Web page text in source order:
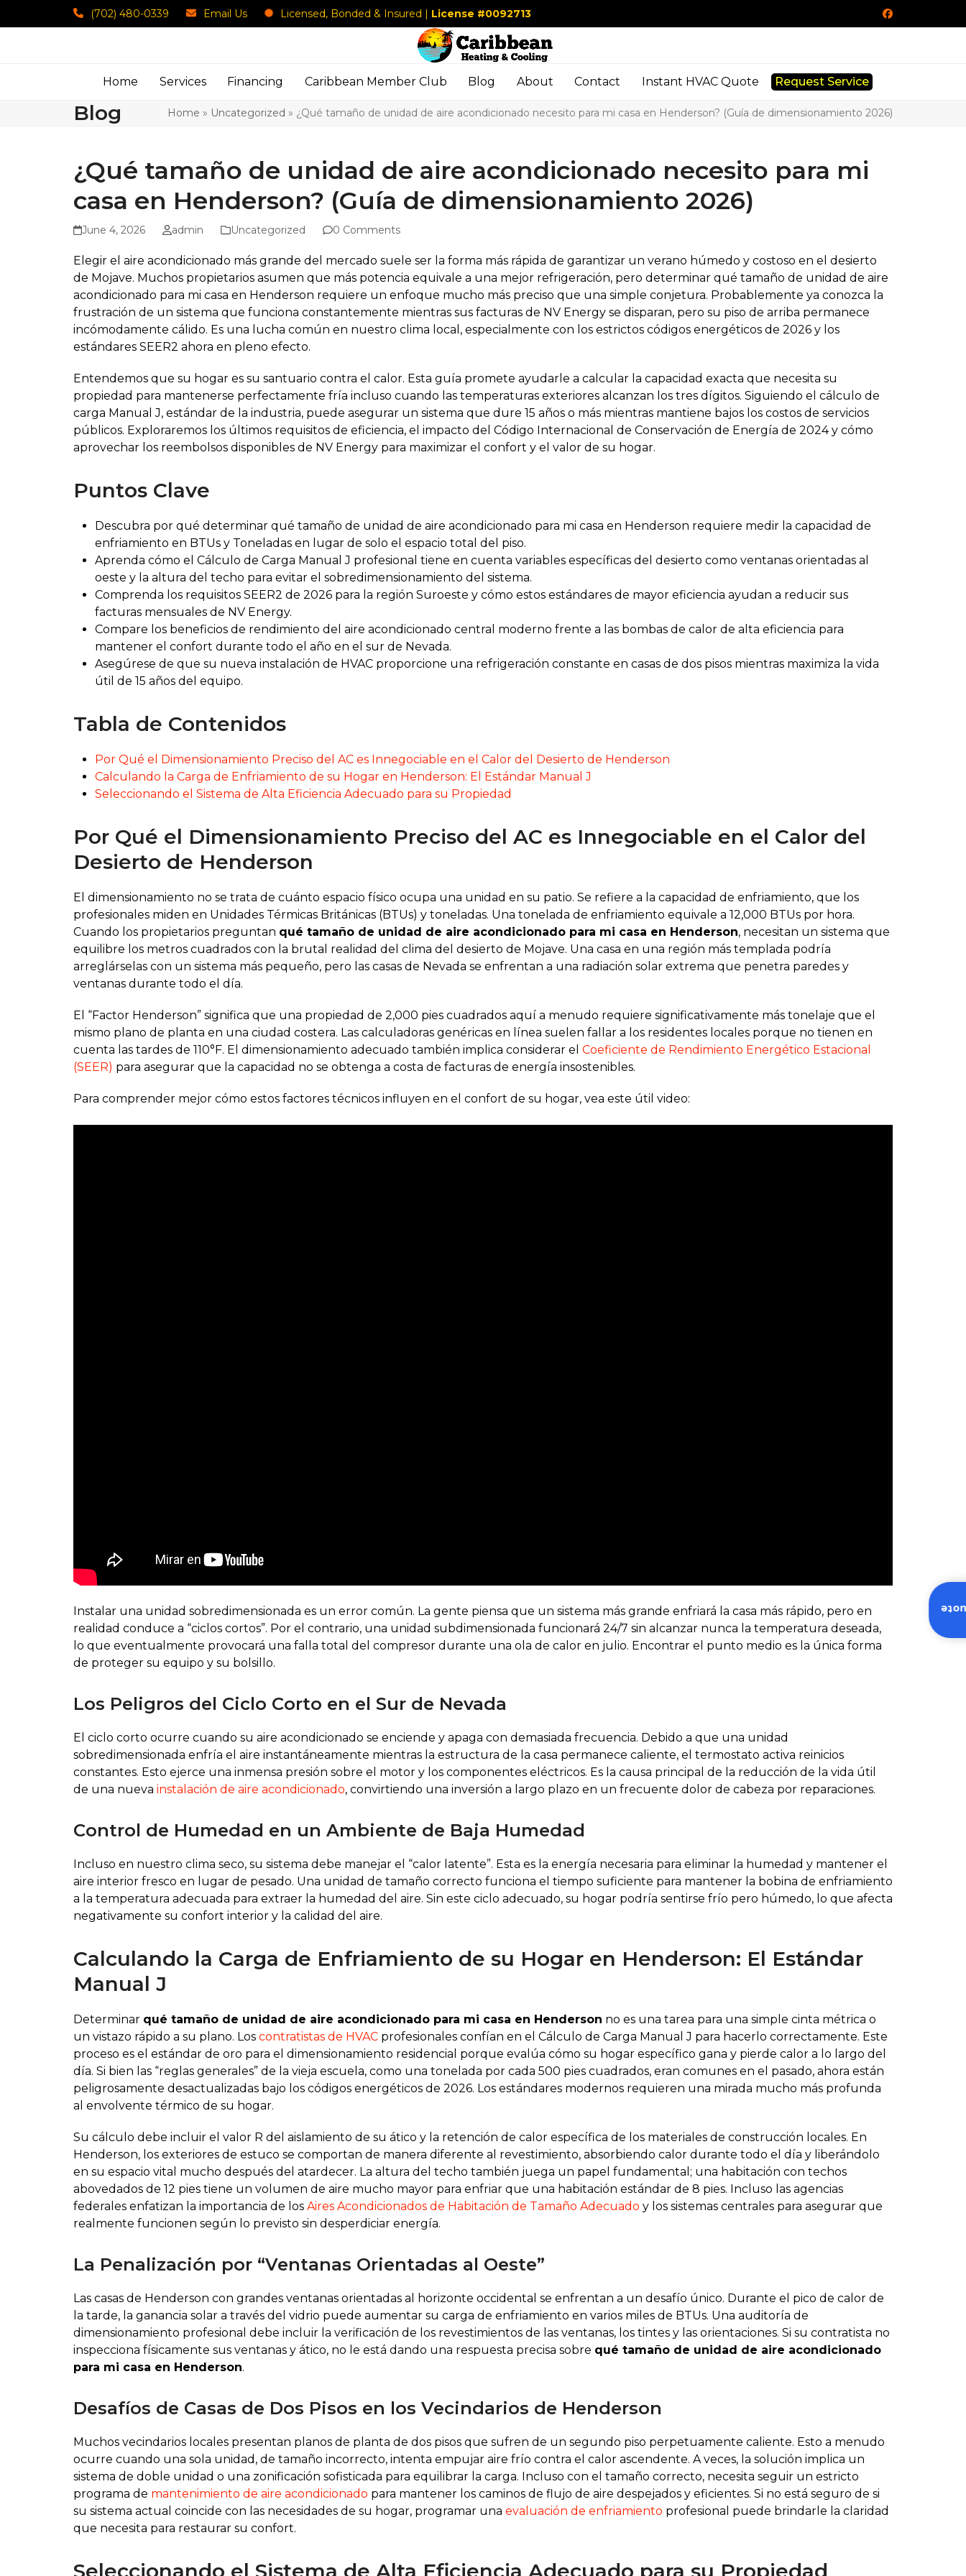
to
(702) 480-0339 Email Us Licensed, Bonded & Insured | License #0092713 Facebook
Home Services Financing Caribbean Member Club Blog About Contact Instant HVAC Quote Request Service
Blog Home » Uncategorized » ¿Qué tamaño de unidad de aire acondicionado necesito para mi casa en Henderson? (Guía de dimensionamiento 2026)
¿Qué tamaño de unidad de aire acondicionado necesito para mi
casa en Henderson? (Guía de dimensionamiento 2026)
June 4, 2026 admin Uncategorized 0 Comments
Elegir el aire acondicionado más grande del mercado suele ser la forma más rápida de garantizar un verano húmedo y costoso en el desierto
de Mojave. Muchos propietarios asumen que más potencia equivale a una mejor refrigeración, pero determinar qué tamaño de unidad de aire
acondicionado para mi casa en Henderson requiere un enfoque mucho más preciso que una simple conjetura. Probablemente ya conozca la
frustración de un sistema que funciona constantemente mientras sus facturas de NV Energy se disparan, pero su piso de arriba permanece
incómodamente cálido. Es una lucha común en nuestro clima local, especialmente con los estrictos códigos energéticos de 2026 y los
estándares SEER2 ahora en pleno efecto.
Entendemos que su hogar es su santuario contra el calor. Esta guía promete ayudarle a calcular la capacidad exacta que necesita su
propiedad para mantenerse perfectamente fría incluso cuando las temperaturas exteriores alcanzan los tres dígitos. Siguiendo el cálculo de
carga Manual J, estándar de la industria, puede asegurar un sistema que dure 15 años o más mientras mantiene bajos los costos de servicios
públicos. Exploraremos los últimos requisitos de eficiencia, el impacto del Código Internacional de Conservación de Energía de 2024 y cómo
aprovechar los reembolsos disponibles de NV Energy para maximizar el confort y el valor de su hogar.
Puntos Clave
Descubra por qué determinar qué tamaño de unidad de aire acondicionado para mi casa en Henderson requiere medir la capacidad de
enfriamiento en BTUs y Toneladas en lugar de solo el espacio total del piso.
Aprenda cómo el Cálculo de Carga Manual J profesional tiene en cuenta variables específicas del desierto como ventanas orientadas al
oeste y la altura del techo para evitar el sobredimensionamiento del sistema.
Comprenda los requisitos SEER2 de 2026 para la región Suroeste y cómo estos estándares de mayor eficiencia ayudan a reducir sus
facturas mensuales de NV Energy.
Compare los beneficios de rendimiento del aire acondicionado central moderno frente a las bombas de calor de alta eficiencia para
mantener el confort durante todo el año en el sur de Nevada.
Asegúrese de que su nueva instalación de HVAC proporcione una refrigeración constante en casas de dos pisos mientras maximiza la vida
útil de 15 años del equipo.
Tabla de Contenidos
Por Qué el Dimensionamiento Preciso del AC es Innegociable en el Calor del Desierto de Henderson
Calculando la Carga de Enfriamiento de su Hogar en Henderson: El Estándar Manual J
Seleccionando el Sistema de Alta Eficiencia Adecuado para su Propiedad
Por Qué el Dimensionamiento Preciso del AC es Innegociable en el Calor del
Desierto de Henderson
El dimensionamiento no se trata de cuánto espacio físico ocupa una unidad en su patio. Se refiere a la capacidad de enfriamiento, que los
profesionales miden en Unidades Térmicas Británicas (BTUs) y toneladas. Una tonelada de enfriamiento equivale a 12,000 BTUs por hora.
Cuando los propietarios preguntan qué tamaño de unidad de aire acondicionado para mi casa en Henderson, necesitan un sistema que
equilibre los metros cuadrados con la brutal realidad del clima del desierto de Mojave. Una casa en una región más templada podría
arreglárselas con un sistema más pequeño, pero las casas de Nevada se enfrentan a una radiación solar extrema que penetra paredes y
ventanas durante todo el día.
El “Factor Henderson” significa que una propiedad de 2,000 pies cuadrados aquí a menudo requiere significativamente más tonelaje que el
mismo plano de planta en una ciudad costera. Las calculadoras genéricas en línea suelen fallar a los residentes locales porque no tienen en
cuenta las tardes de 110°F. El dimensionamiento adecuado también implica considerar el Coeficiente de Rendimiento Energético Estacional
(SEER) para asegurar que la capacidad no se obtenga a costa de facturas de energía insostenibles.
Para comprender mejor cómo estos factores técnicos influyen en el confort de su hogar, vea este útil video:
Instalar una unidad sobredimensionada es un error común. La gente piensa que un sistema más grande enfriará la casa más rápido, pero en
realidad conduce a “ciclos cortos”. Por el contrario, una unidad subdimensionada funcionará 24/7 sin alcanzar nunca la temperatura deseada,
lo que eventualmente provocará una falla total del compresor durante una ola de calor en julio. Encontrar el punto medio es la única forma
de proteger su equipo y su bolsillo.
Los Peligros del Ciclo Corto en el Sur de Nevada
El ciclo corto ocurre cuando su aire acondicionado se enciende y apaga con demasiada frecuencia. Debido a que una unidad
sobredimensionada enfría el aire instantáneamente mientras la estructura de la casa permanece caliente, el termostato activa reinicios
constantes. Esto ejerce una inmensa presión sobre el motor y los componentes eléctricos. Es la causa principal de la reducción de la vida útil
de una nueva instalación de aire acondicionado, convirtiendo una inversión a largo plazo en un frecuente dolor de cabeza por reparaciones.
Control de Humedad en un Ambiente de Baja Humedad
Incluso en nuestro clima seco, su sistema debe manejar el “calor latente”. Esta es la energía necesaria para eliminar la humedad y mantener el
aire interior fresco en lugar de pesado. Una unidad de tamaño correcto funciona el tiempo suficiente para mantener la bobina de enfriamiento
a la temperatura adecuada para extraer la humedad del aire. Sin este ciclo adecuado, su hogar podría sentirse frío pero húmedo, lo que afecta
negativamente su confort interior y la calidad del aire.
Calculando la Carga de Enfriamiento de su Hogar en Henderson: El Estándar
Manual J
Determinar qué tamaño de unidad de aire acondicionado para mi casa en Henderson no es una tarea para una simple cinta métrica o
un vistazo rápido a su plano. Los contratistas de HVAC profesionales confían en el Cálculo de Carga Manual J para hacerlo correctamente. Este
proceso es el estándar de oro para el dimensionamiento residencial porque evalúa cómo su hogar específico gana y pierde calor a lo largo del
día. Si bien las “reglas generales” de la vieja escuela, como una tonelada por cada 500 pies cuadrados, eran comunes en el pasado, ahora están
peligrosamente desactualizadas bajo los códigos energéticos de 2026. Los estándares modernos requieren una mirada mucho más profunda
al envolvente térmico de su hogar.
Su cálculo debe incluir el valor R del aislamiento de su ático y la retención de calor específica de los materiales de construcción locales. En
Henderson, los exteriores de estuco se comportan de manera diferente al revestimiento, absorbiendo calor durante todo el día y liberándolo
en su espacio vital mucho después del atardecer. La altura del techo también juega un papel fundamental; una habitación con techos
abovedados de 12 pies tiene un volumen de aire mucho mayor para enfriar que una habitación estándar de 8 pies. Incluso las agencias
federales enfatizan la importancia de los Aires Acondicionados de Habitación de Tamaño Adecuado y los sistemas centrales para asegurar que
realmente funcionen según lo previsto sin desperdiciar energía.
La Penalización por “Ventanas Orientadas al Oeste”
Las casas de Henderson con grandes ventanas orientadas al horizonte occidental se enfrentan a un desafío único. Durante el pico de calor de
la tarde, la ganancia solar a través del vidrio puede aumentar su carga de enfriamiento en varios miles de BTUs. Una auditoría de
dimensionamiento profesional debe incluir la verificación de los revestimientos de las ventanas, los tintes y las orientaciones. Si su contratista no
inspecciona físicamente sus ventanas y ático, no le está dando una respuesta precisa sobre qué tamaño de unidad de aire acondicionado
para mi casa en Henderson.
Desafíos de Casas de Dos Pisos en los Vecindarios de Henderson
Muchos vecindarios locales presentan planos de planta de dos pisos que sufren de un segundo piso perpetuamente caliente. Esto a menudo
ocurre cuando una sola unidad, de tamaño incorrecto, intenta empujar aire frío contra el calor ascendente. A veces, la solución implica un
sistema de doble unidad o una zonificación sofisticada para equilibrar la carga. Incluso con el tamaño correcto, necesita seguir un estricto
programa de mantenimiento de aire acondicionado para mantener los caminos de flujo de aire despejados y eficientes. Si no está seguro de si
su sistema actual coincide con las necesidades de su hogar, programar una evaluación de enfriamiento profesional puede brindarle la claridad
que necesita para restaurar su confort.